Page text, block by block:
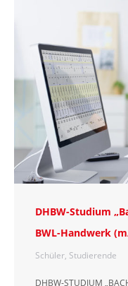
DHBW-Studium
BWL-Handwerk
Schüler, Studierende
DHBW-STUDIUM